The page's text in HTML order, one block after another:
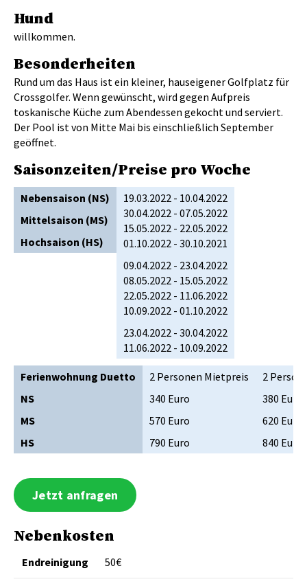
Hund
willkommen.
Besonderheiten
Rund um das Haus ist ein kleiner, hauseigener Golfplatz für
Crossgolfer. Wenn gewünscht, wird gegen Aufpreis
toskanische Küche zum Abendessen gekocht und serviert.
Der Pool ist von Mitte Mai bis einschließlich September
geöffnet.
Saisonzeiten/Preise pro Woche
Nebensaison (NS)
Mittelsaison (MS)
Hochsaison (HS)
19.03.2022 - 10.04.2022
30.04.2022 - 07.05.2022
15.05.2022 - 22.05.2022
01.10.2022 - 30.10.2021
09.04.2022 - 23.04.2022
08.05.2022 - 15.05.2022
22.05.2022 - 11.06.2022
10.09.2022 - 01.10.2022
23.04.2022 - 30.04.2022
11.06.2022 - 10.09.2022
Ferienwohnung Duetto
NS
MS
HS
2 Personen Mietpreis
340 Euro
570 Euro
790 Euro
2
380 Euro
620 Euro
840 Euro
Jetzt anfragen
Nebenkosten
Endreinigung 50€